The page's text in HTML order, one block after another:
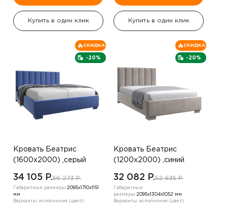
Купить в один клик Купить в один клик
-20%
СКИДКА
Кровать Беатрис
(1600х2000) ,серый
34 105 P.56 273 P.
Габаритные размеры:2095х1710х1151
мм
Варианты исполнения (цвет):
-20%
СКИДКА
Кровать Беатрис
(1200х2000) ,синий
32 082 P.52 935 P.
Габаритные
размеры:2095х1304х1052 мм
Варианты исполнения (цвет):